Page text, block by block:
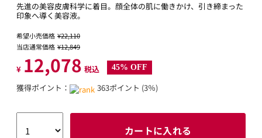
先進の美容皮膚科学に着目。顔全体の肌に働きかけ、引き締まった
印象へ導く美容液。
希望小売価格 ¥22,110
当店通常価格 ¥12,849
¥ 12,078 税込 45% OFF
獲得ポイント： 363ポイント (3％)
カートに入れる